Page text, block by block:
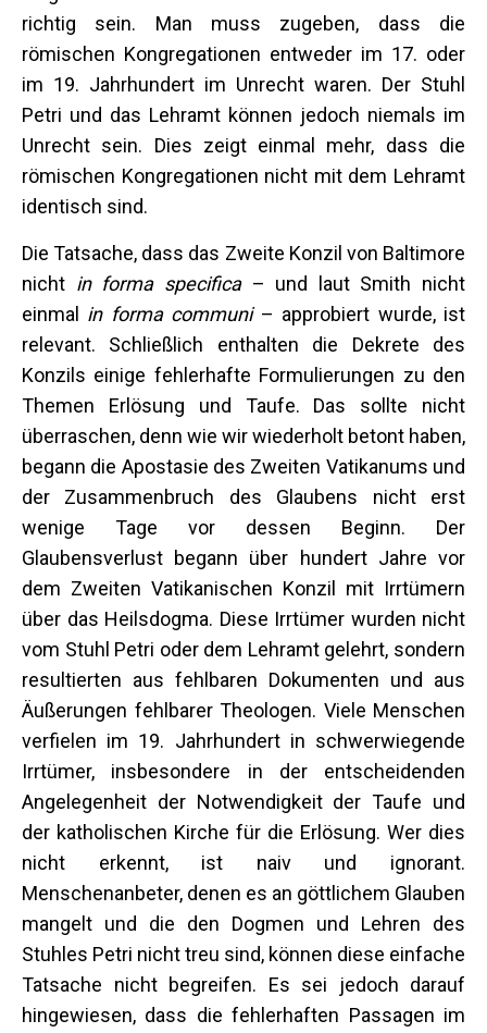
richtig sein. Man muss zugeben, dass die
römischen Kongregationen entweder im 17. oder
im 19. Jahrhundert im Unrecht waren. Der Stuhl
Petri und das Lehramt können jedoch niemals im
Unrecht sein. Dies zeigt einmal mehr, dass die
römischen Kongregationen nicht mit dem Lehramt
identisch sind.
Die Tatsache, dass das Zweite Konzil von Baltimore
nicht in forma specifica– und laut Smith nicht
einmal in forma communi– approbiert wurde, ist
relevant. Schließlich enthalten die Dekrete des
Konzils einige fehlerhafte Formulierungen zu den
Themen Erlösung und Taufe. Das sollte nicht
überraschen, denn wie wir wiederholt betont haben,
begann die Apostasie des Zweiten Vatikanums und
der Zusammenbruch des Glaubens nicht erst
wenige Tage vor dessen Beginn. Der
Glaubensverlust begann über hundert Jahre vor
dem Zweiten Vatikanischen Konzil mit Irrtümern
über das Heilsdogma. Diese Irrtümer wurden nicht
vom Stuhl Petri oder dem Lehramt gelehrt, sondern
resultierten aus fehlbaren Dokumenten und aus
Äußerungen fehlbarer Theologen. Viele Menschen
verfielen im 19. Jahrhundert in schwerwiegende
Irrtümer, insbesondere in der entscheidenden
Angelegenheit der Notwendigkeit der Taufe und
der katholischen Kirche für die Erlösung. Wer dies
nicht erkennt, ist naiv und ignorant.
Menschenanbeter, denen es an göttlichem Glauben
mangelt und die den Dogmen und Lehren des
Stuhles Petri nicht treu sind, können diese einfache
Tatsache nicht begreifen. Es sei jedoch darauf
hingewiesen, dass die fehlerhaften Passagen im